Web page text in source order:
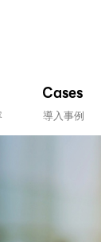
Cases
導入事例